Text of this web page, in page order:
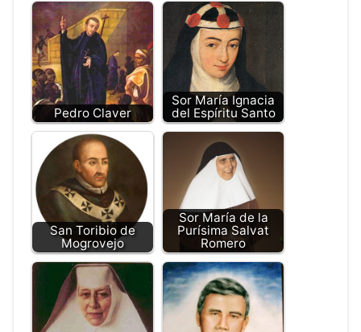
Pedro Claver
Sor María Ignacia
del Espíritu Santo
San Toribio de
Mogrovejo
Sor María de la
Purísima Salvat
Romero